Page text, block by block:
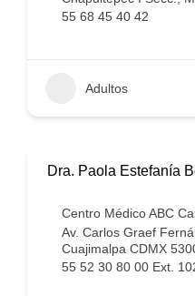
55 68 45 40 42
Adultos
Dra. Paola Estefanía
Centro Médico ABC
Av. Carlos Graef
Cuajimalpa CDMX
55 52 30 80 00 Ext.